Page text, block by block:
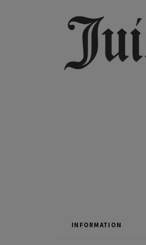
INFORMATION